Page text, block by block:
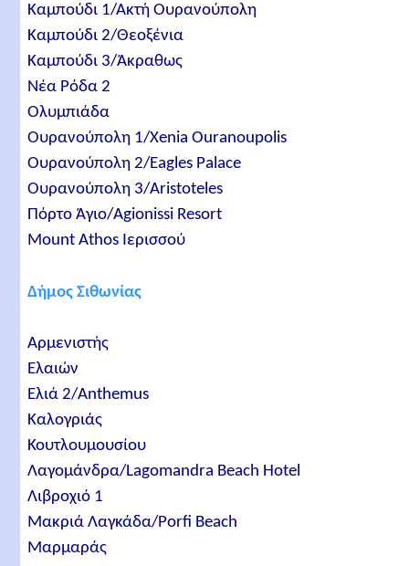
Καμπούδι 1/Ακτή Ουρανούπολη
Καμπούδι 2/Θεοξένια
Καμπούδι 3/Άκραθως
Νέα Ρόδα 2
Ολυμπιάδα
Ουρανούπολη 1/Xenia Ouranoupolis
Ουρανούπολη 2/Eagles Palace
Ουρανούπολη 3/Aristoteles
Πόρτο Άγιο/Agionissi Resort
Mount Athos Ιερισσού
Δήμος Σιθωνίας
Αρμενιστής
Ελαιών
Ελιά 2/Anthemus
Καλογριάς
Κουτλουμουσίου
Λαγομάνδρα/Lagomandra Beach Hotel
Λιβροχιό 1
Μακριά Λαγκάδα/Porfi Beach
Μαρμαράς